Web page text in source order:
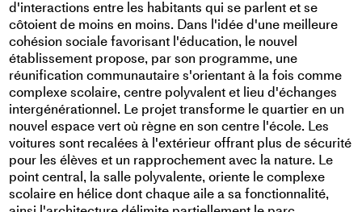
d'interactions entre les habitants qui se parlent et se
côtoient de moins en moins. Dans l'idée d'une meilleure
cohésion sociale favorisant l'éducation, le nouvel
établissement propose, par son programme, une
réunification communautaire s'orientant à la fois comme
complexe scolaire, centre polyvalent et lieu d'échanges
intergénérationnel. Le projet transforme le quartier en un
nouvel espace vert où règne en son centre l'école. Les
voitures sont recalées à l'extérieur offrant plus de sécurité
pour les élèves et un rapprochement avec la nature. Le
point central, la salle polyvalente, oriente le complexe
scolaire en hélice dont chaque aile a sa fonctionnalité,